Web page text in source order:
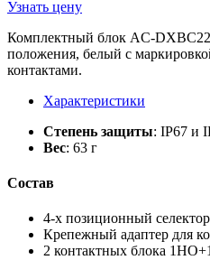
Узнать цену
Комплектный блок AC-
положения, белый с
контактами.
Характеристики
Степень защиты: IP67 и
Вес: 63 г
Состав
4-х позиционный
Крепежный адаптер для
2 контактных блока